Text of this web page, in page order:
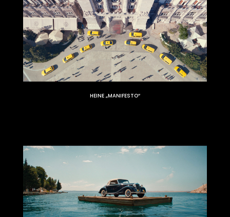
HEINE „MANIFESTO“